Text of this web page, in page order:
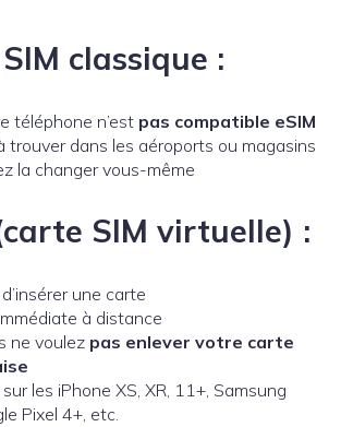
classique :
téléphone n’est pas compatible eSIM
trouver dans les aéroports ou magasins
la changer vous-même
SIM virtuelle) :
une carte
à distance
ne voulez pas enlever votre carte
les iPhone XS, XR, 11+, Samsung
Pixel 4+, etc.